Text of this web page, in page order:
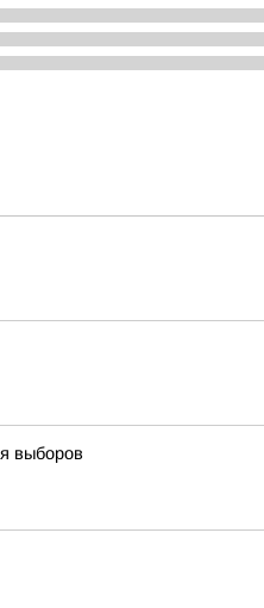
выборов